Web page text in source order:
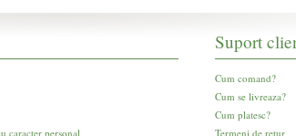
caracter personal
Suport
Cum comand?
Cum se livreaza?
Cum platesc?
Termeni de retur